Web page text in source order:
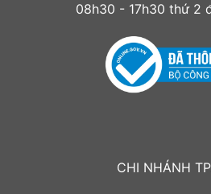
08h30 - 17h30 thứ 2
CHI NHÁNH